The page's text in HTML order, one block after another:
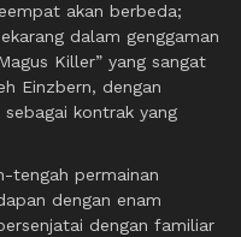
akan berbeda;
dalam genggaman
Killer” yang sangat
Einzbern, dengan
kontrak yang
tengah permainan
dengan enam
dengan familiar